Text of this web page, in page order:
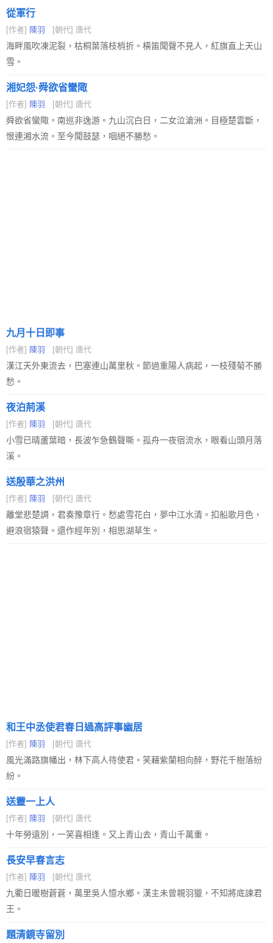
從軍行
[作者] 陳羽 [朝代] 唐代
海畔風吹凍泥裂，枯桐葉落枝梢折。橫笛聞聲不見人，紅旗直上天山
雪。
湘妃怨·舜欲省蠻陬
[作者] 陳羽 [朝代] 唐代
舜欲省蠻陬，南巡非逸游。九山沉白日，二女泣滄洲。目極楚雲斷，
恨連湘水流。至今聞鼓瑟，咽絕不勝愁。
九月十日即事
[作者] 陳羽 [朝代] 唐代
漢江天外東流去，巴塞連山萬里秋。節過重陽人病起，一枝殘菊不勝
愁。
夜泊荊溪
[作者] 陳羽 [朝代] 唐代
小雪已晴蘆葉暗，長波乍急鶴聲嘶。孤舟一夜宿流水，眼看山頭月落
溪。
送殷華之洪州
[作者] 陳羽 [朝代] 唐代
離堂悲楚調，君奏豫章行。愁處雪花白，夢中江水清。扣船歌月色，
避浪宿猿聲。還作經年別，相思湖草生。
和王中丞使君春日過高評事幽居
[作者] 陳羽 [朝代] 唐代
風光滿路旗幡出，林下高人待使君。笑藉紫蘭相向醉，野花千樹落紛
紛。
送靈一上人
[作者] 陳羽 [朝代] 唐代
十年勞遠別，一笑喜相逢。又上青山去，青山千萬重。
長安早春言志
[作者] 陳羽 [朝代] 唐代
九衢日暖樹蒼蒼，萬里吳人憶水鄉。漢主未曾親羽獵，不知將底諫君
王。
題清鏡寺留別